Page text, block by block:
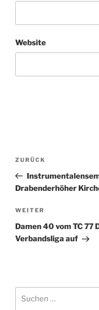
Website
Beitragsnavigation
Vorheriger
Beitrag
ZURÜCK
Drabenderhöher
Nächster
Beitrag
WEITER
Damen 40 vom TC 77
Verbandsliga auf